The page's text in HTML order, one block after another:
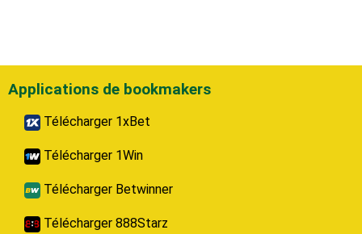
Applications de bookmakers
Télécharger 1xBet
Télécharger 1Win
Télécharger Betwinner
Télécharger 888Starz